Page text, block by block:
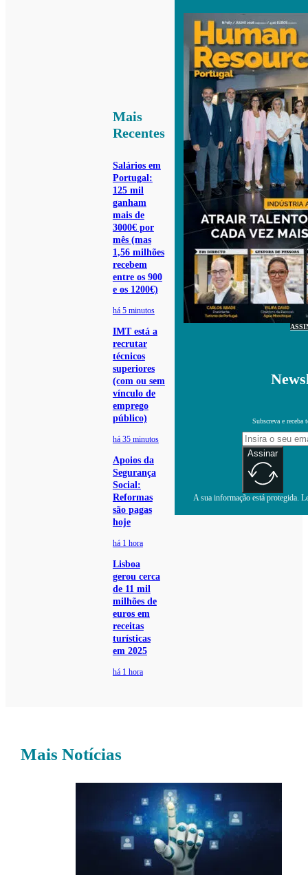
Mais
Recentes
Salários em
Portugal:
125 mil
ganham
mais de
3000€ por
mês (mas
1,56 milhões
recebem
entre os 900
e os 1200€)
há 5 minutos
IMT está a
recrutar
técnicos
superiores
(com ou sem
vínculo de
emprego
público)
há 35 minutos
Apoios da
Segurança
Social:
Reformas
são pagas
hoje
há 1 hora
Lisboa
gerou cerca
de 11 mil
milhões de
euros em
receitas
turísticas
em 2025
há 1 hora
Subscreva e receba
Assinar
A sua informação está protegida.
Mais Notícias